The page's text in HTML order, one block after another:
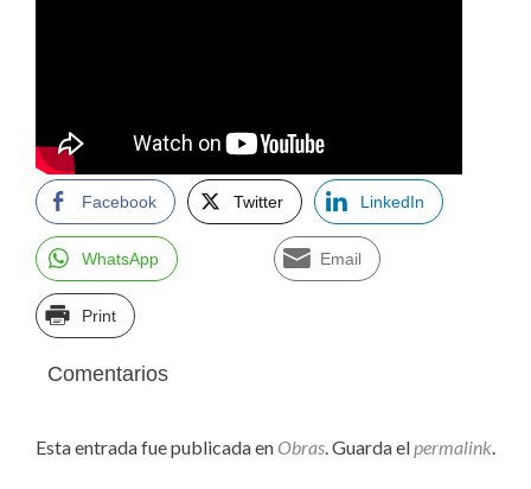
Facebook Twitter LinkedIn
WhatsApp Email
Print
Comentarios
Esta entrada fue publicada en Obras. Guarda elpermalink.